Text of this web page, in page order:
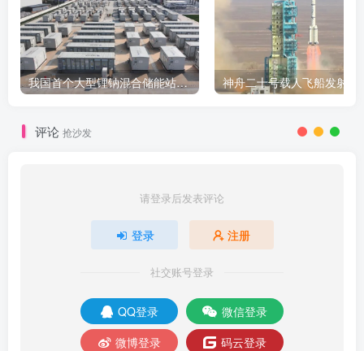
我国首个大型锂钠混合储能站投产，开启储能新时代
评论 抢沙发
请登录后发表评论
登录 注册
社交账号登录
QQ登录
微信登录
微博登录
码云登录